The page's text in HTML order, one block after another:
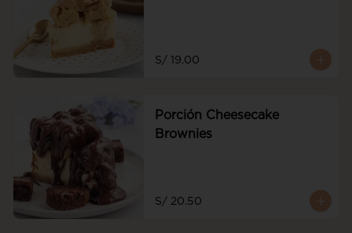
S/ 19.00
Porción Cheesecake
Brownies
S/ 20.50